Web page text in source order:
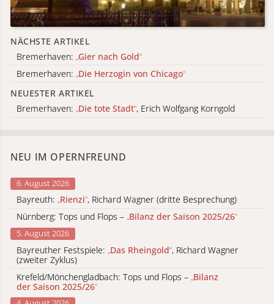
NÄCHSTE ARTIKEL
Bremerhaven: „Gier nach Gold“
Bremerhaven: „Die Herzogin von Chicago“
NEUESTER ARTIKEL
Bremerhaven: „Die tote Stadt“, Erich Wolfgang Korngold
NEU IM OPERNFREUND
6. August 2026
Bayreuth: „Rienzi“, Richard Wagner (dritte Besprechung)
Nürnberg: Tops und Flops – „Bilanz der Saison 2025/26“
5. August 2026
Bayreuther Festspiele: „Das Rheingold“, Richard Wagner
(zweiter Zyklus)
Krefeld/Mönchengladbach: Tops und Flops – „Bilanz
der Saison 2025/26“